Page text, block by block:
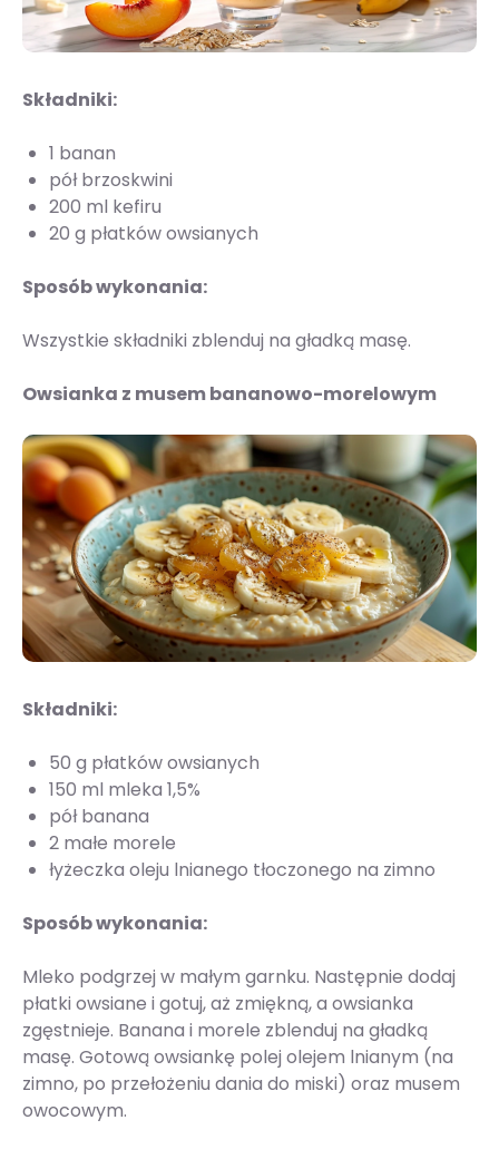
Składniki:
1 banan
pół brzoskwini
200 ml kefiru
20 g płatków owsianych
Sposób wykonania:
Wszystkie składniki zblenduj na gładką masę.
Owsianka z musem bananowo-morelowym
Składniki:
50 g płatków owsianych
150 ml mleka 1,5%
pół banana
2 małe morele
łyżeczka oleju lnianego tłoczonego na zimno
Sposób wykonania:
Mleko podgrzej w małym garnku. Następnie dodaj
płatki owsiane i gotuj, aż zmiękną, a owsianka
zgęstnieje. Banana i morele zblenduj na gładką
masę. Gotową owsiankę polej olejem lnianym (na
zimno, po przełożeniu dania do miski) oraz musem
owocowym.